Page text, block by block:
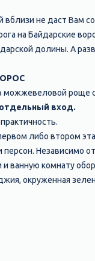
не даст Вам
на Байдарские
долины. А
роще
вход.
либо втором
Независимо
ванную комнату
окруженная